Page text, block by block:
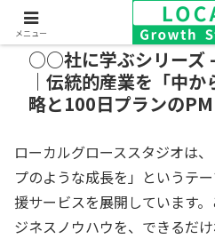
○○社に学ぶシリーズ
｜伝統的産業を「中
略と100日プランの
ローカルグローススタジオは
プのような成長を」というテ
援サービスを展開しています
ジネスノウハウを、できるだ
メニュー